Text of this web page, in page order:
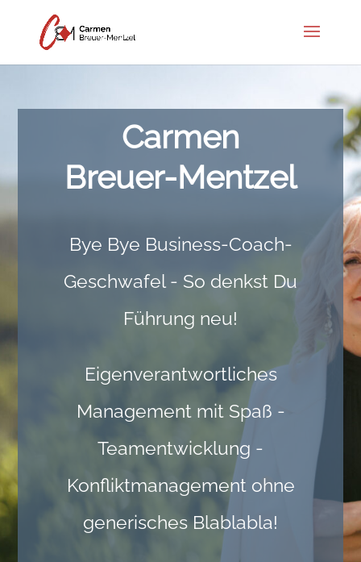
Carmen
Breuer-Mentzel
Bye Bye Business-Coach-
Geschwafel - So denkst Du
Führung neu!
Eigenverantwortliches
Management mit Spaß -
Teamentwicklung -
Konfliktmanagement ohne
generisches Blablabla!